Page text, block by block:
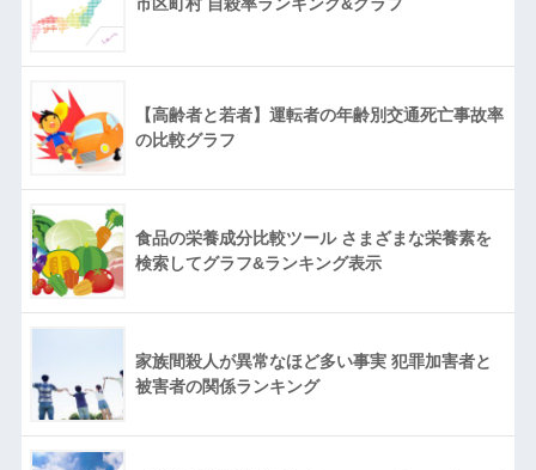
【高齢者と若者】運転者の年齢別交通死亡事故率
の比較グラフ
食品の栄養成分比較ツール さまざまな栄養素を
検索してグラフ&ランキング表示
家族間殺人が異常なほど多い事実 犯罪加害者と
被害者の関係ランキング